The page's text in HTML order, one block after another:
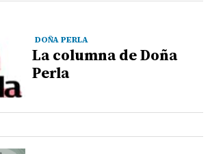
DOÑA PERLA
La columna de Doña
Perla